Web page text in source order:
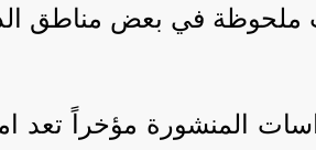
ملحوظة في بعض مناطق
المنشورة مؤخراً تعد